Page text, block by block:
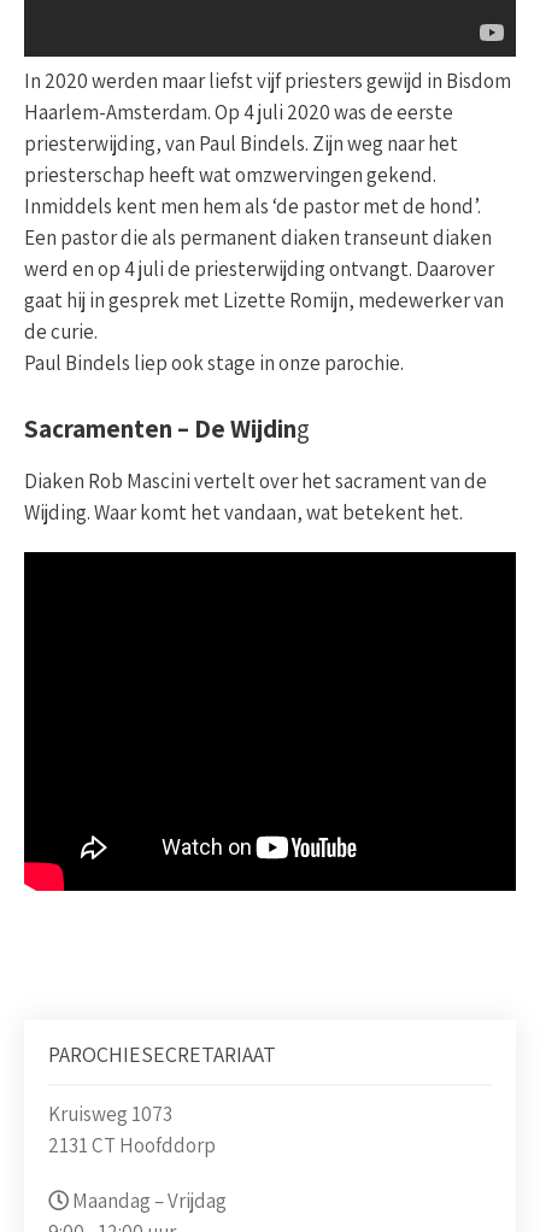
In 2020 werden maar liefst vijf priesters gewijd in Bisdom
Haarlem-Amsterdam. Op 4 juli 2020 was de eerste
priesterwijding, van Paul Bindels. Zijn weg naar het
priesterschap heeft wat omzwervingen gekend.
Inmiddels kent men hem als ‘de pastor met de hond’.
Een pastor die als permanent diaken transeunt diaken
werd en op 4 juli de priesterwijding ontvangt. Daarover
gaat hij in gesprek met Lizette Romijn, medewerker van
de curie.
Paul Bindels liep ook stage in onze parochie.
Sacramenten – De Wijding
Diaken Rob Mascini vertelt over het sacrament van de
Wijding. Waar komt het vandaan, wat betekent het.
PAROCHIESECRETARIAAT
Kruisweg 1073
2131 CT Hoofddorp
Maandag – Vrijdag